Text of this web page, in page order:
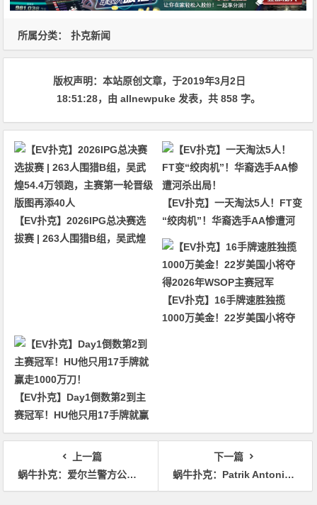
所属分类： 扑克新闻
版权声明：本站原创文章，于2019年3月2日
18:51:28，由allnewpuke 发表，共 858 字。
【EV扑克】2026IPG总决赛选
拔赛 | 263人围猎B组，吴武煌
【EV扑克】一天淘汰5人！FT变
“绞肉机”！华裔选手AA惨遭河
杀出局！
【EV扑克】16手牌速胜独揽
1000万美金！22岁美国小将夺
【EV扑克】Day1倒数第2到主
赛冠军！HU他只用17手牌就赢
走1000万刀！
上一篇
蜗牛扑克：爱尔兰警方公布冰岛扑克玩家Jon Jonsson失踪前监控录像
下一篇
蜗牛扑克：Patrik Antonius讲述术后康复和健身